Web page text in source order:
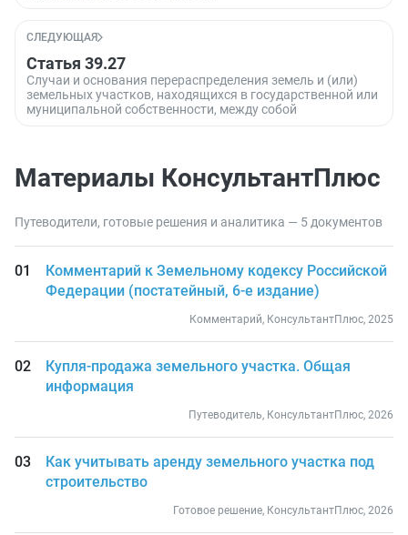
СЛЕДУЮЩАЯ
Статья 39.27
Случаи и основания перераспределения земель и (или)
земельных участков, находящихся в государственной или
муниципальной собственности, между собой
Материалы КонсультантПлюс
Путеводители, готовые решения и аналитика — 5 документов
Комментарий к Земельному кодексу Российской
Федерации (постатейный, 6-е издание)
Комментарий, КонсультантПлюс, 2025
Купля-продажа земельного участка. Общая
информация
Путеводитель, КонсультантПлюс, 2026
Как учитывать аренду земельного участка под
строительство
Готовое решение, КонсультантПлюс, 2026